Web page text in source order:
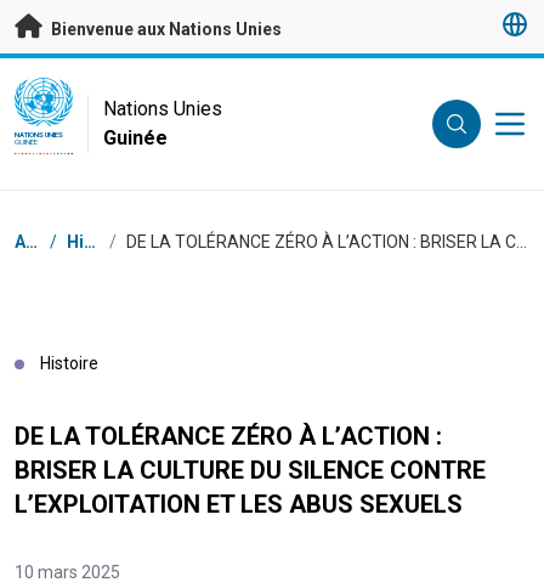
Passer au contenu principal
Bienvenue aux Nations Unies
UN Logo
NATIONS UNIES
GUINÉE
Nations Unies
Guinée
Fil d'Ariane
Accueil / Histoires /
Histoire
DE LA TOLÉRANCE ZÉRO À L’ACTION :
BRISER LA CULTURE DU SILENCE CONTRE
L’EXPLOITATION ET LES ABUS SEXUELS
10 mars 2025